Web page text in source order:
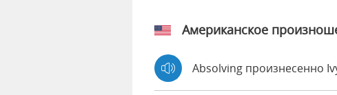
Американское
Absolving произнесенно